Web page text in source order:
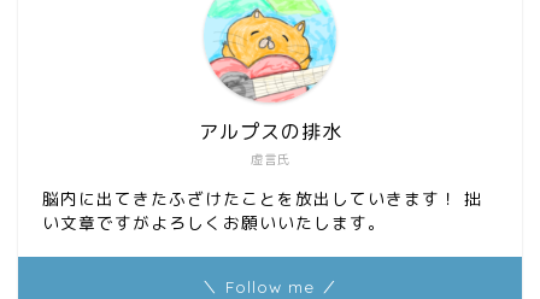
虚言氏
アルプスの排水
脳内に出てきたふざけたことを放出していきます！ 拙
い文章ですがよろしくお願いいたします。
＼ Follow me ／